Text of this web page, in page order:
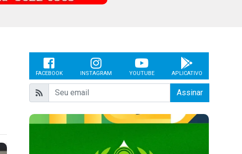
FACEBOOK INSTAGRAM YOUTUBE APLICATIVO
Assinar